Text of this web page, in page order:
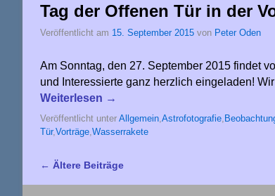
Tag der Offenen Tür in der
Veröffentlicht am 15. September 2015 von Peter Oden
Am Sonntag, den 27. September 2015 findet
und Interessierte ganz herzlich eingeladen!
Weiterlesen →
Veröffentlicht unter Allgemein,Astrofotografie,
Tür,Vorträge,Wasserrakete
Artikelnavigation
← Ältere Beiträge